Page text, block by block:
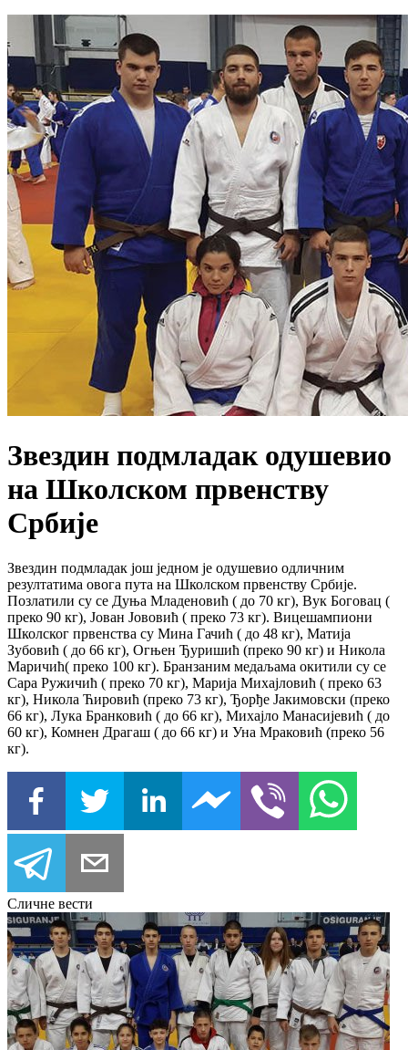
Звездин подмладак одушевио
на Школском првенству
Србије
Звездин подмладак још једном је одушевио одличним
резултатима овога пута на Школском првенству Србије.
Позлатили су се Дуња Младеновић ( до 70 кг), Вук Боговац (
преко 90 кг), Јован Јововић ( преко 73 кг). Вицешампиони
Школског првенства су Мина Гачић ( до 48 кг), Матија
Зубовић ( до 66 кг), Огњен Ђуришић (преко 90 кг) и Никола
Маричић( преко 100 кг). Бранзаним медаљама окитили су се
Сара Ружичић ( преко 70 кг), Марија Михајловић ( преко 63
кг), Никола Ћировић (преко 73 кг), Ђорђе Јакимовски (преко
66 кг), Лука Бранковић ( до 66 кг), Михајло Манасијевић ( до
60 кг), Комнен Драгаш ( до 66 кг) и Уна Мраковић (преко 56
кг).
Сличне вести